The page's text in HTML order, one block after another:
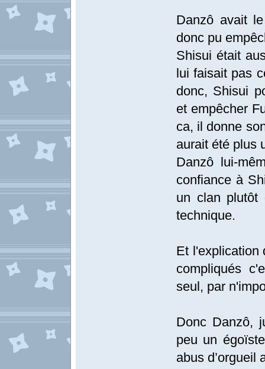
Danzô avait
donc pu
Shisui était
lui faisait pas
donc, Shisui
et empêcher
ca, il donne
aurait été plus
Danzô lui-
confiance à
un clan plutôt
technique.
Et l'explication
compliqués
seul, par
Donc Danzô,
peu un
abus d’orgueil